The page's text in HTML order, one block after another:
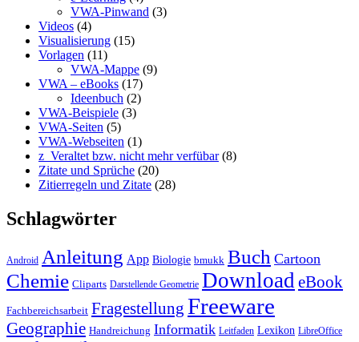
VWA-Pinwand (3)
Videos (4)
Visualisierung (15)
Vorlagen (11)
VWA-Mappe (9)
VWA – eBooks (17)
Ideenbuch (2)
VWA-Beispiele (3)
VWA-Seiten (5)
VWA-Webseiten (1)
z_Veraltet bzw. nicht mehr verfübar(8)
Zitate und Sprüche (20)
Zitierregeln und Zitate (28)
Schlagwörter
Android Anleitung App Biologie bmukk Buch Cartoon
Chemie Cliparts Darstellende Geometrie Download eBook
Fachbereichsarbeit Fragestellung Freeware
Geographie Handreichung Informatik Leitfaden Lexikon LibreOffice